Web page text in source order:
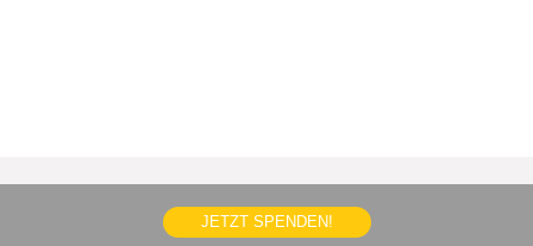
JETZT SPENDEN!